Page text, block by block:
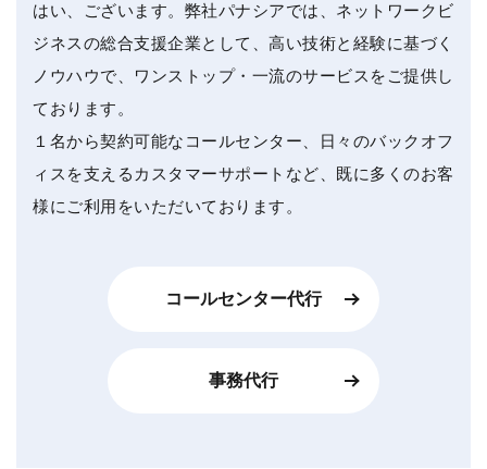
はい、ございます。弊社パナシアでは、ネットワークビ
ジネスの総合支援企業として、高い技術と経験に基づく
ノウハウで、ワンストップ・一流のサービスをご提供し
ております。
１名から契約可能なコールセンター、日々のバックオフ
ィスを支えるカスタマーサポートなど、既に多くのお客
様にご利用をいただいております。
コールセンター代行
事務代行